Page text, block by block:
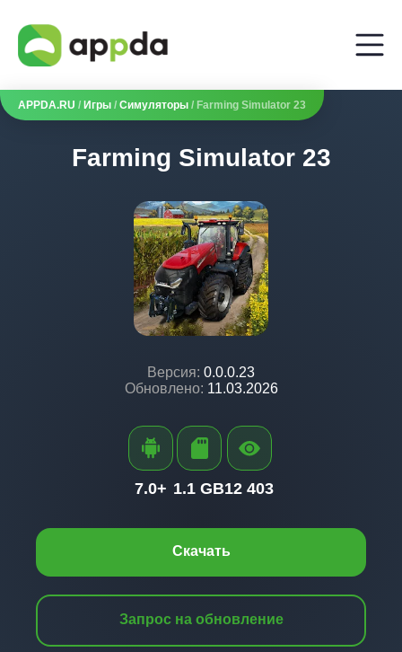
APPDA.RU / Игры / Симуляторы / Farming Simulator 23
Farming Simulator 23
Версия: 0.0.0.23
Обновлено: 11.03.2026
Скачать
Запрос на обновление
7.0+ 1.1 GB12 403